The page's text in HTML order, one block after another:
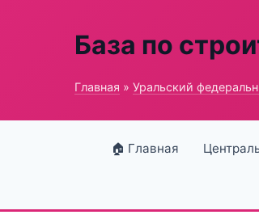
База по
Главная » Уральский
🏠 Главная